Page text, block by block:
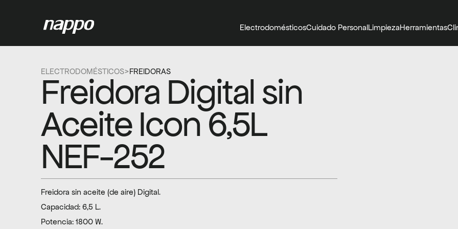
ElectrodomésticosCuidado PersonalLimpiezaHerramientas
ELECTRODOMÉSTICOS>FREIDORAS
Freidora Digital sin
Aceite Icon 6,5L
NEF-252
Freidora sin aceite (de aire) Digital.
Capacidad: 6,5 L.
Potencia: 1800 W.